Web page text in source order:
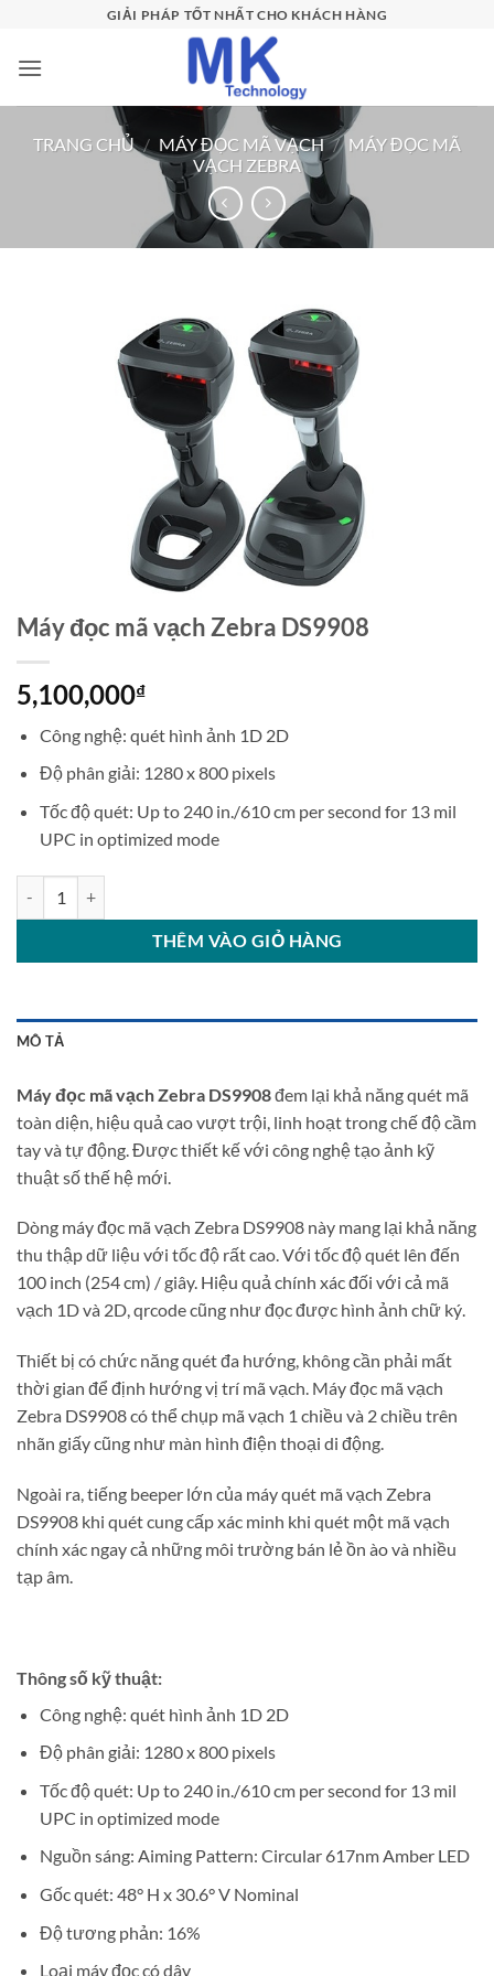
nội
GIẢI PHÁP TỐT NHẤT CHO KHÁCH HÀNG
TRANG CHỦ / MÁY ĐỌC MÃ VẠCH / MÁY ĐỌC MÃ
VẠCH ZEBRA
Máy đọc mã vạch Zebra DS9908
5,100,000₫
Công nghệ: quét hình ảnh 1D 2D
Độ phân giải: 1280 x 800 pixels
Tốc độ quét: Up to 240 in./610 cm per second for 13 mil
UPC in optimized mode
THÊM VÀO GIỎ HÀNG
MÔ TẢ
Máy đọc mã vạch Zebra DS9908đem lại khả năng quét mã
toàn diện, hiệu quả cao vượt trội, linh hoạt trong chế độ cầm
tay và tự động. Được thiết kế với công nghệ tạo ảnh kỹ
thuật số thế hệ mới.
Dòng máy đọc mã vạch Zebra DS9908 này mang lại khả năng
thu thập dữ liệu với tốc độ rất cao. Với tốc độ quét lên đến
100 inch (254 cm) / giây. Hiệu quả chính xác đối với cả mã
vạch 1D và 2D, qrcode cũng như đọc được hình ảnh chữ ký.
Thiết bị có chức năng quét đa hướng, không cần phải mất
thời gian để định hướng vị trí mã vạch. Máy đọc mã vạch
Zebra DS9908 có thể chụp mã vạch 1 chiều và 2 chiều trên
nhãn giấy cũng như màn hình điện thoại di động.
Ngoài ra, tiếng beeper lớn của máy quét mã vạch Zebra
DS9908 khi quét cung cấp xác minh khi quét một mã vạch
chính xác ngay cả những môi trường bán lẻ ồn ào và nhiều
tạp âm.
Thông số kỹ thuật:
Công nghệ: quét hình ảnh 1D 2D
Độ phân giải: 1280 x 800 pixels
Tốc độ quét: Up to 240 in./610 cm per second for 13 mil
UPC in optimized mode
Nguồn sáng: Aiming Pattern: Circular 617nm Amber LED
Gốc quét: 48° H x 30.6° V Nominal
Độ tương phản: 16%
Loại máy đọc có dây